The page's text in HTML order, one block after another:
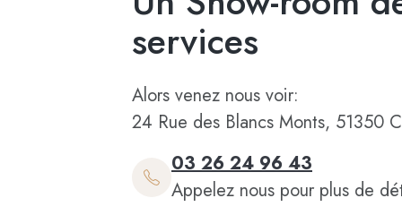
services
Alors venez nous voir:
24 Rue des Blancs Monts, 51350
03 26 24 96 43
Appelez nous pour plus de